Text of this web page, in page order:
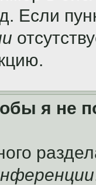
Если
я не